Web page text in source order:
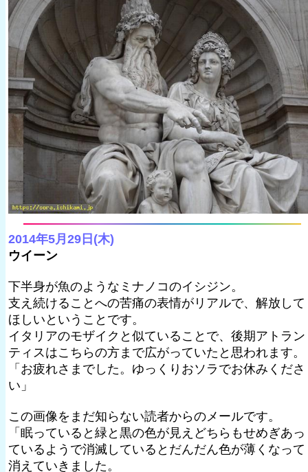
2014年5月29日(木)
ウイーン
下半身が魚のようなミナノコのイシジン。
支え続けることへの苦痛の表情がリアルで、解放して
ほしいということです。
イタリアのモザイクと似ていることで、後期アトラン
ティスはこちらの方まで広がっていたと思われます。
「お疲れさまでした。ゆっくりおソラでお休みくださ
い」
この画像をまだ知らない読者からのメールです。
「眠っていると緑と黒の色が見えどちらもせめぎあっ
ているようで消滅しているとだんだん色が薄くなって
消えていきました。